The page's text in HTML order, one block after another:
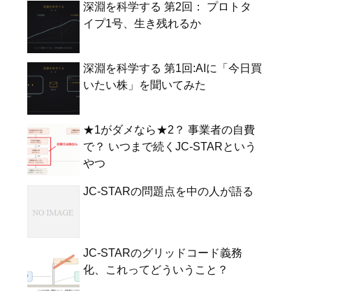
深淵を科学する 第2回： プロトタ
イプ1号、生き残れるか
深淵を科学する 第1回:AIに「今日買
いたい株」を聞いてみた
★1がダメなら★2？ 事業者の自費
で？ いつまで続くJC-STARという
やつ
JC-STARの問題点を中の人が語る
JC-STARのグリッドコード義務
化、これってどういうこと？